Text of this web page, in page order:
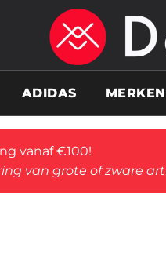
ADIDAS MERKEN
vanaf €100!
van grote of zware